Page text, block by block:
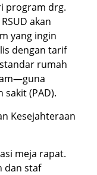
program drg.
akan
yang ingin
dengan tarif
rumah
(PAD).
Kesejahteraan
meja rapat.
dan staf